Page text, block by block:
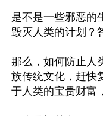
是不是一些邪恶的
毁灭人类的计划？
那么，如何防止人
族传统文化，赶快
于人类的宝贵财富